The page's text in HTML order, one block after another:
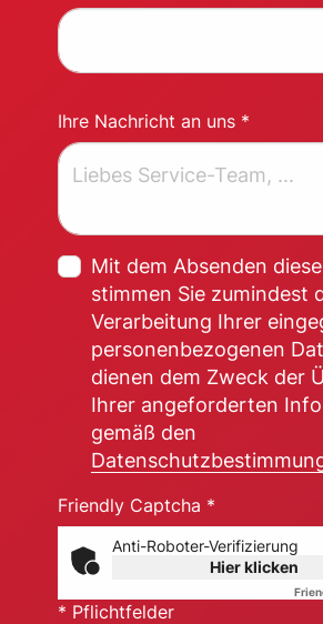
Ihre Nachricht an uns *
Mit dem Absenden
stimmen Sie zumindest
Verarbeitung Ihrer
personenbezogenen
dienen dem Zweck der
Ihrer angeforderten
gemäß den
Friendly Captcha *
Anti-Roboter-Verifizierung
Hier klicken
* Pflichtfelder